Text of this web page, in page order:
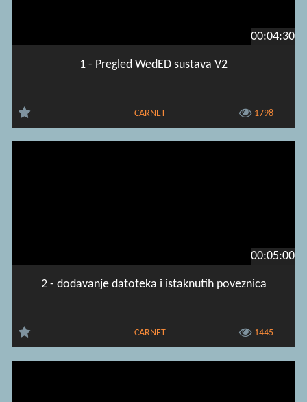
00:04:30
1 - Pregled WedED sustava V2
CARNET 1798
00:05:00
2 - dodavanje datoteka i istaknutih poveznica
CARNET 1445